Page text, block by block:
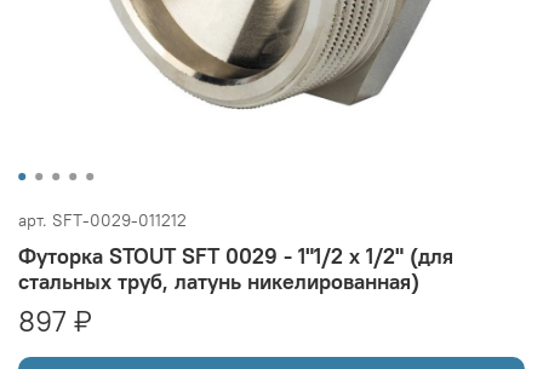
арт. SFT-0029-011212
Футорка STOUT SFT 0029 - 1"1/2 x 1/2" (для
стальных труб, латунь никелированная)
897 ₽